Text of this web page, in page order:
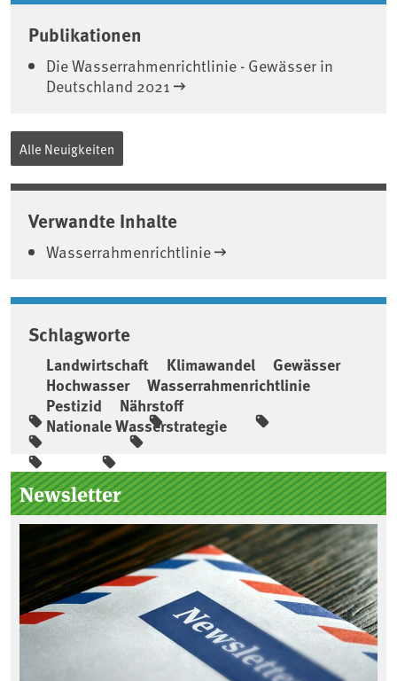
Publikationen
Die Wasserrahmenrichtlinie - Gewässer in
Deutschland 2021
Alle Neuigkeiten
Verwandte Inhalte
Wasserrahmenrichtlinie
Schlagworte
Landwirtschaft Klimawandel
Gewässer
Hochwasser
Wasserrahmenrichtlinie
Pestizid
Nährstoff
Nationale Wasserstrategie
Seitenleiste
Newsletter